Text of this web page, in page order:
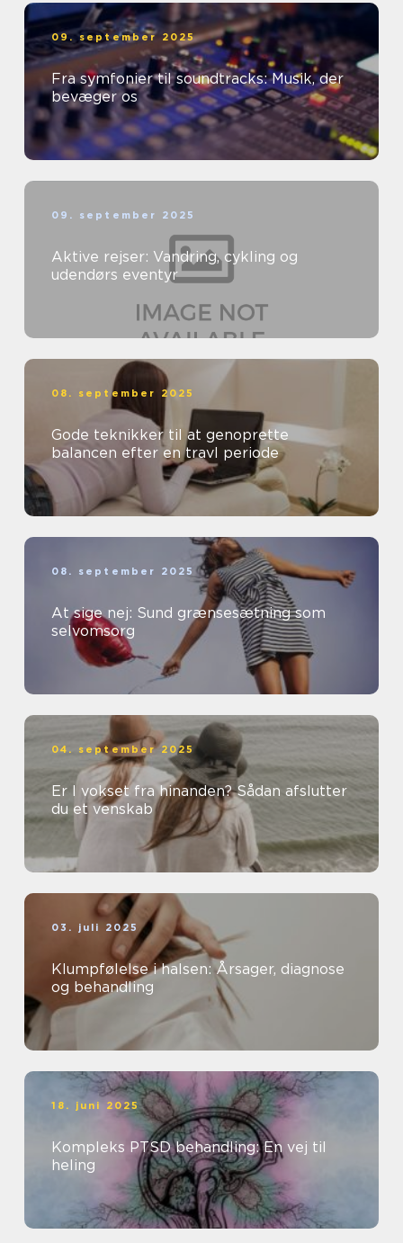
09. september 2025
Fra symfonier til soundtracks: Musik, der
bevæger os
09. september 2025
Aktive rejser: Vandring, cykling og
udendørs eventyr
08. september 2025
Gode teknikker til at genoprette
balancen efter en travl periode
08. september 2025
At sige nej: Sund grænsesætning som
selvomsorg
04. september 2025
Er I vokset fra hinanden? Sådan afslutter
du et venskab
03. juli 2025
Klumpfølelse i halsen: Årsager, diagnose
og behandling
18. juni 2025
Kompleks PTSD behandling: En vej til
heling